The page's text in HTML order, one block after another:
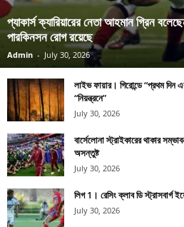
প্যাকার্স ক্যারিয়ারের নেতা আহমান গ্রিন
পারকিনসন রোগ রয়েছে
Admin - July 30, 2026
লাইভ ফায়ার। গিরোন্ডে “প্রথম
“নিয়ন্ত্রনে”
July 30, 2026
বার্সেলোনা স্ট্রাইকারের থাকার
অসন্তুষ্ট
July 30, 2026
লিগ 1। রেসিং ক্লাব ডি স্ট্রাসবার্গ
July 30, 2026